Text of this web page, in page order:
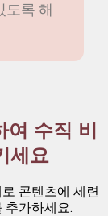
도록 해
수직 비
세요
콘텐츠에 세련
추가하세요.